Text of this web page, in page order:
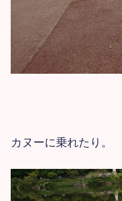
カヌーに乗れたり。